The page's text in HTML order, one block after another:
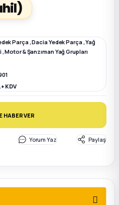
Parça,Dacia Yedek Parça,Yağ
,Motor & Şanzıman Yağ Grupları
KDV
HABER VER
Yorum Yaz Paylaş